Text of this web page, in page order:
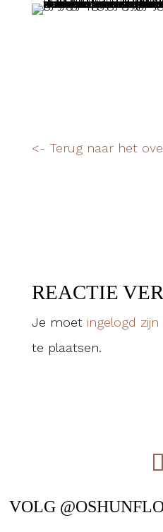
<- Terug naar het
REACTIE
Je moet ingelogd zijn
te plaatsen.
VOLG